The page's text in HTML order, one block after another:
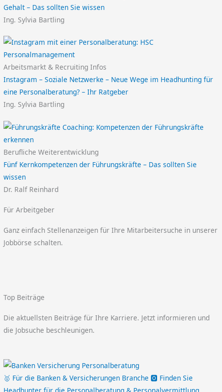
Gehalt – Das sollten Sie wissen
Ing. Sylvia Bartling
Arbeitsmarkt & Recruiting Infos
Instagram – Soziale Netzwerke – Neue Wege im Headhunting für
eine Personalberatung? – Ihr Ratgeber
Ing. Sylvia Bartling
Berufliche Weiterentwicklung
Fünf Kernkompetenzen der Führungskräfte – Das sollten Sie
wissen
Dr. Ralf Reinhard
Für Arbeitgeber
Ganz einfach Stellenanzeigen für Ihre Mitarbeitersuche in unserer
Jobbörse schalten.
Top Beiträge
Die aktuellsten Beiträge für Ihre Karriere. Jetzt informieren und
die Jobsuche beschleunigen.
🥇 Für die Banken & Versicherungen Branche 🅾️ Finden Sie